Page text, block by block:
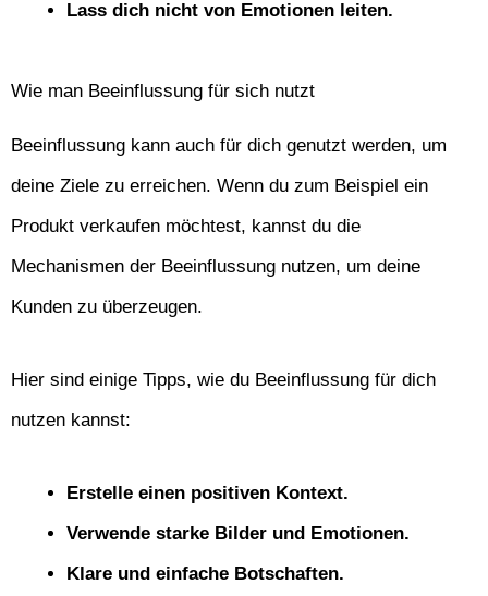
Lass dich nicht von Emotionen leiten.
Wie man Beeinflussung für sich nutzt
Beeinflussung kann auch für dich genutzt werden, um
deine Ziele zu erreichen. Wenn du zum Beispiel ein
Produkt verkaufen möchtest, kannst du die
Mechanismen der Beeinflussung nutzen, um deine
Kunden zu überzeugen.
Hier sind einige Tipps, wie du Beeinflussung für dich
nutzen kannst:
Erstelle einen positiven Kontext.
Verwende starke Bilder und Emotionen.
Klare und einfache Botschaften.